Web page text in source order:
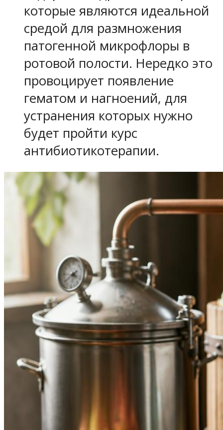
которые являются идеальной
средой для размножения
патогенной микрофлоры в
ротовой полости. Нередко это
провоцирует появление
гематом и нагноений, для
устранения которых нужно
будет пройти курс
антибиотикотерапии.